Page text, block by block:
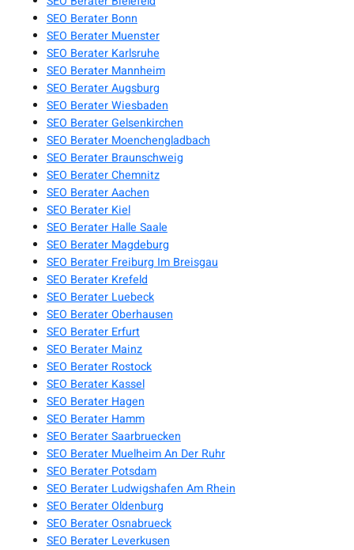
SEO Berater Bonn
SEO Berater Muenster
SEO Berater Karlsruhe
SEO Berater Mannheim
SEO Berater Augsburg
SEO Berater Wiesbaden
SEO Berater Gelsenkirchen
SEO Berater Moenchengladbach
SEO Berater Braunschweig
SEO Berater Chemnitz
SEO Berater Aachen
SEO Berater Kiel
SEO Berater Halle Saale
SEO Berater Magdeburg
SEO Berater Freiburg Im Breisgau
SEO Berater Krefeld
SEO Berater Luebeck
SEO Berater Oberhausen
SEO Berater Erfurt
SEO Berater Mainz
SEO Berater Rostock
SEO Berater Kassel
SEO Berater Hagen
SEO Berater Hamm
SEO Berater Saarbruecken
SEO Berater Muelheim An Der Ruhr
SEO Berater Potsdam
SEO Berater Ludwigshafen Am Rhein
SEO Berater Oldenburg
SEO Berater Osnabrueck
SEO Berater Leverkusen